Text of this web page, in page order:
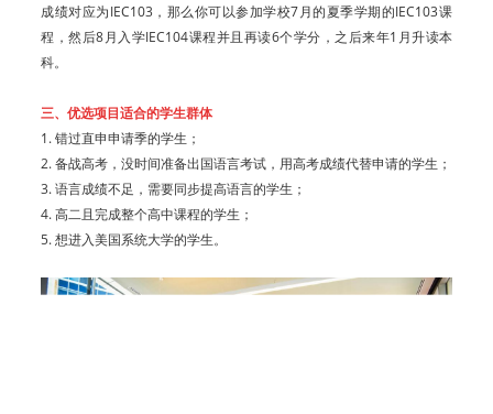
成绩对应为IEC103，那么你可以参加学校7月的夏季学期的IEC103课
程，然后8月入学IEC104课程并且再读6个学分，之后来年1月升读本
科。
三、优选项目适合的学生群体
1. 错过直申申请季的学生；
2. 备战高考，没时间准备出国语言考试，用高考成绩代替申请的学生；
3. 语言成绩不足，需要同步提高语言的学生；
4. 高二且完成整个高中课程的学生；
5. 想进入美国系统大学的学生。